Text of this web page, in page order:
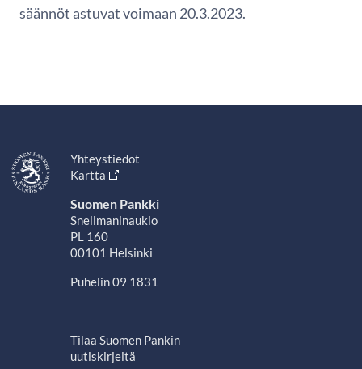
säännöt astuvat voimaan 20.3.2023.
Yhteystiedot
Kartta
Suomen Pankki
Snellmaninaukio
PL 160
00101 Helsinki
Puhelin 09 1831
Tilaa Suomen Pankin
uutiskirjeitä